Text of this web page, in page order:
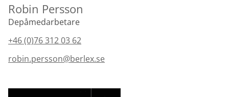
Robin Persson
Depåmedarbetare
+46 (0)76 312 03 62
robin.persson@berlex.se